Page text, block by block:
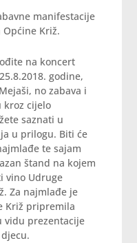
manifestacije
Križ.
na koncert
godine,
no zabava i
kroz cijelo
saznati u
u prilogu. Biti će
te sajam
štand na kojem
vino Udruge
Za najmlađe je
Križ pripremila
vidu prezentacije